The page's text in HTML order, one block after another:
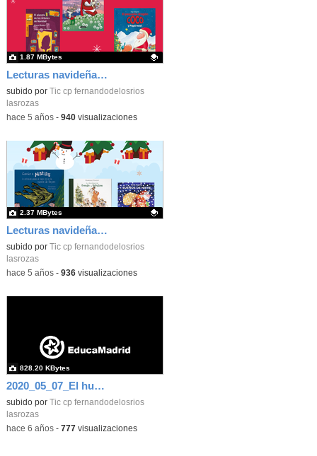
Lecturas navideñas recomendadas_Primer Equipo Primaria_CEIP FDLR_Las Rozas
Contenido educativo.
subido por Tic cp fernandodelosrios
lasrozas
1.87 MBytes
-hace 5 años- 940visualizaciones
Lecturas navideñas recomendadas_Infantil_CEIP FDLR_Las Rozas
Contenido educativo.
subido por Tic cp fernandodelosrios
lasrozas
2.37 MBytes
-hace 5 años- 936visualizaciones
2020_05_07_El huerto en abril_CEIP FDLR_Las Rozas 11
subido por Tic cp fernandodelosrios
lasrozas
828.20 KBytes
-hace 6 años- 777visualizaciones